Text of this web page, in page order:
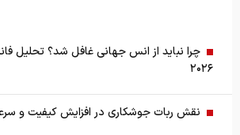
چرا نباید از انس جهانی غافل شد؟ تحلیل
۲۰۲۶
نقش ربات جوشکاری در افزایش کیفیت و